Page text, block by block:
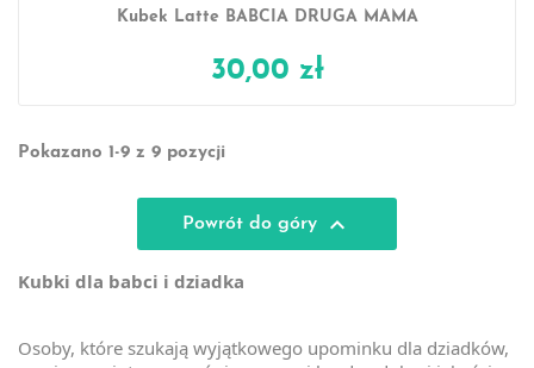
Kubek Latte BABCIA DRUGA MAMA
30,00 zł
Pokazano 1-9 z 9 pozycji
Powrót do góry 
Kubki dla babci i dziadka
Osoby, które szukają wyjątkowego upominku dla dziadków,